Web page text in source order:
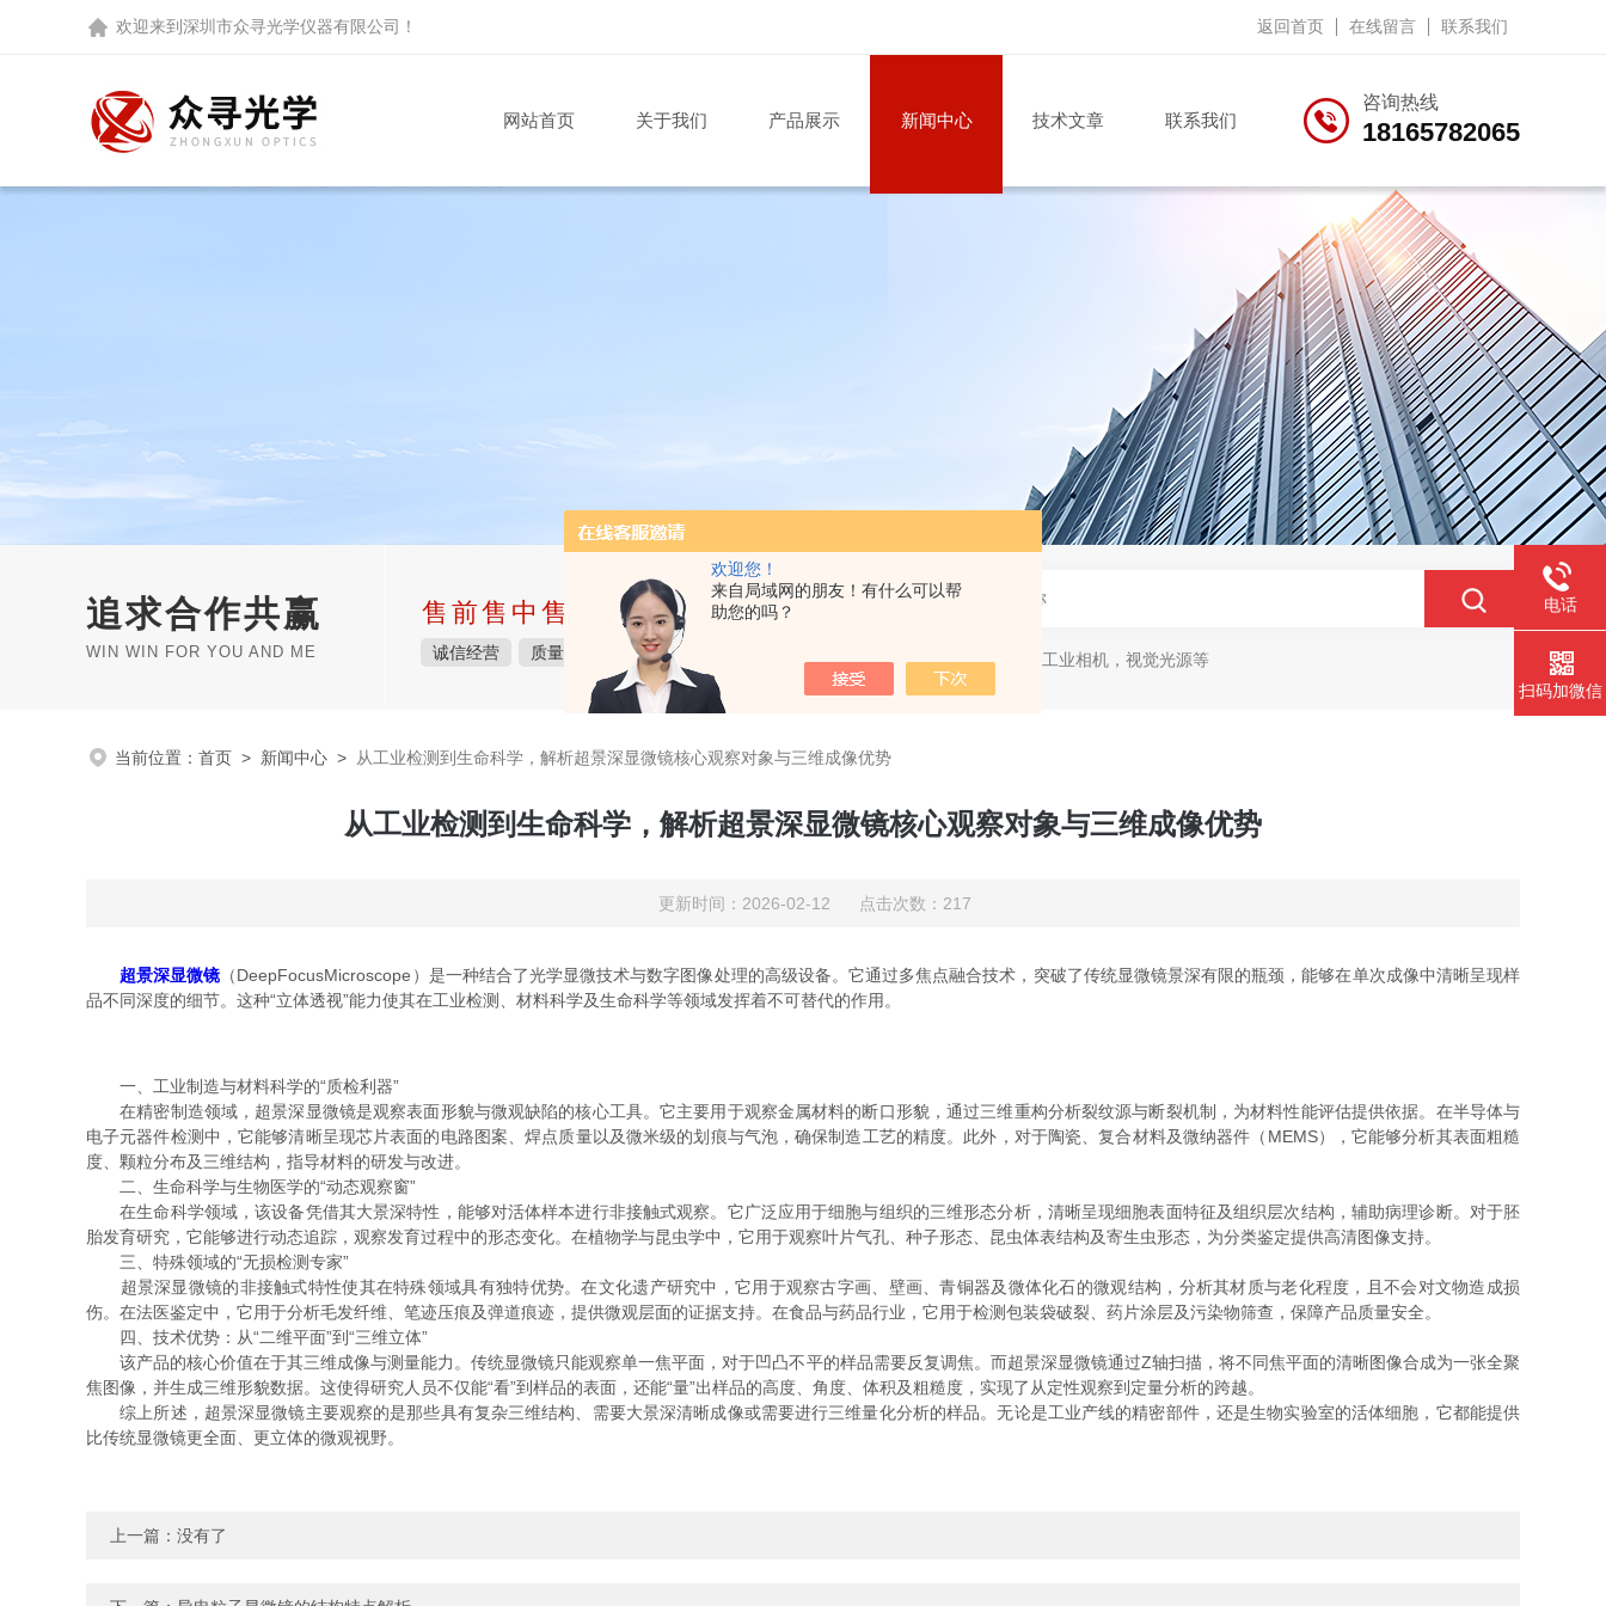
欢迎您！
来自局域网的朋友！有什么可以帮
助您的吗？
欢迎来到 深圳市众寻光学仪器有限公司 ！ 返回首页 在线留言 联系我们
咨询热线
18165782065
网站首页 关于我们 产品展示 新闻中心 技术文章 联系我们
追求合作共赢
WIN WIN FOR YOU AND ME
售前售中售后完整的服务体系
诚信经营 质量保障 价格合理 热门关键词：显微镜，工业相机，视觉光源等
当前位置： 首页 > 新闻中心 > 从工业检测到生命科学，解析超景深显微镜核心观察对象与三维成像优势
从工业检测到生命科学，解析超景深显微镜核心观察对象与三维成像优势
更新时间：2026-02-12 点击次数：217
超景深显微镜 （DeepFocusMicroscope）是一种结合了光学显微技术与数字图像处理的高级设备。它通过多焦点融合技术，突破了传统显微镜景深有限的瓶颈，能够在单次成像中清晰呈现样
品不同深度的细节。这种“立体透视”能力使其在工业检测、材料科学及生命科学等领域发挥着不可替代的作用。
一、工业制造与材料科学的“质检利器”
在精密制造领域，超景深显微镜是观察表面形貌与微观缺陷的核心工具。它主要用于观察金属材料的断口形貌，通过三维重构分析裂纹源与断裂机制，为材料性能评估提供依据。在半导体与
电子元器件检测中，它能够清晰呈现芯片表面的电路图案、焊点质量以及微米级的划痕与气泡，确保制造工艺的精度。此外，对于陶瓷、复合材料及微纳器件（MEMS），它能够分析其表面粗糙
度、颗粒分布及三维结构，指导材料的研发与改进。
二、生命科学与生物医学的“动态观察窗”
在生命科学领域，该设备凭借其大景深特性，能够对活体样本进行非接触式观察。它广泛应用于细胞与组织的三维形态分析，清晰呈现细胞表面特征及组织层次结构，辅助病理诊断。对于胚
胎发育研究，它能够进行动态追踪，观察发育过程中的形态变化。在植物学与昆虫学中，它用于观察叶片气孔、种子形态、昆虫体表结构及寄生虫形态，为分类鉴定提供高清图像支持。
三、特殊领域的“无损检测专家”
超景深显微镜的非接触式特性使其在特殊领域具有独特优势。在文化遗产研究中，它用于观察古字画、壁画、青铜器及微体化石的微观结构，分析其材质与老化程度，且不会对文物造成损
伤。在法医鉴定中，它用于分析毛发纤维、笔迹压痕及弹道痕迹，提供微观层面的证据支持。在食品与药品行业，它用于检测包装袋破裂、药片涂层及污染物筛查，保障产品质量安全。
四、技术优势：从“二维平面”到“三维立体”
该产品的核心价值在于其三维成像与测量能力。传统显微镜只能观察单一焦平面，对于凹凸不平的样品需要反复调焦。而超景深显微镜通过Z轴扫描，将不同焦平面的清晰图像合成为一张全聚
焦图像，并生成三维形貌数据。这使得研究人员不仅能“看”到样品的表面，还能“量”出样品的高度、角度、体积及粗糙度，实现了从定性观察到定量分析的跨越。
综上所述，超景深显微镜主要观察的是那些具有复杂三维结构、需要大景深清晰成像或需要进行三维量化分析的样品。无论是工业产线的精密部件，还是生物实验室的活体细胞，它都能提供
比传统显微镜更全面、更立体的微观视野。
上一篇：没有了
电话
扫码加微信